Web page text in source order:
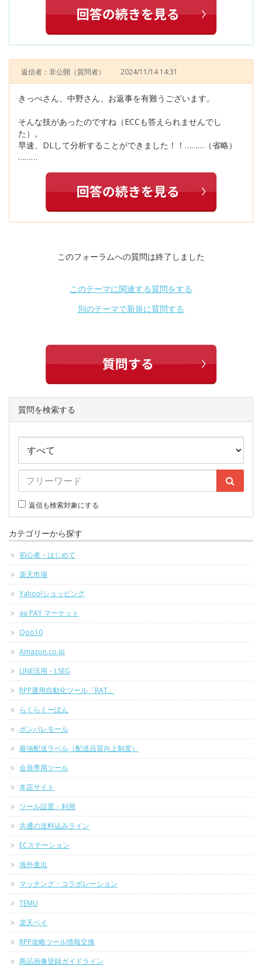
返信者：非公開 （質問者） 2024/11/14 14:31
きっぺさん、中野さん、お返事を有難うございます。
そんな技があったのですね（ECCも答えられませんでし
た）。
早速、DLして分析することができました！！………（省略）
………
このフォーラムへの質問は終了しました
このテーマに関連する質問をする
別のテーマで新規に質問する
質問を検索する
返信も検索対象にする
カテゴリーから探す
初心者・はじめて
楽天市場
Yahoo!ショッピング
au PAY マーケット
Qoo10
Amazon.co.jp
LINE活用・LSEG
RPP運用自動化ツール「RAT」
らくらくーぽん
ポンパレモール
最強配送ラベル（配送品質向上制度）
会員専用ツール
本店サイト
ツール設置・利用
共通の送料込みライン
ECステーション
海外進出
マッチング・コラボレーション
TEMU
楽天ペイ
RPP攻略ツール情報交換
商品画像登録ガイドライン